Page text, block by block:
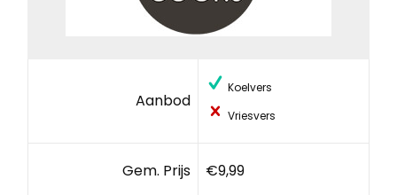
Aanbod
Koelvers
Vriesvers
Gem. Prijs €9,99